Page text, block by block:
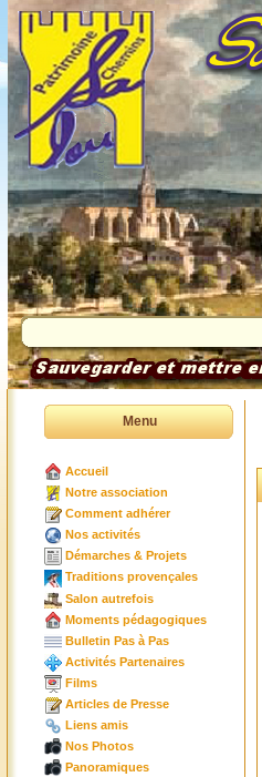
Menu
Accueil
Notre association
Comment adhérer
Nos activités
Démarches & Projets
Traditions provençales
Salon autrefois
Moments pédagogiques
Bulletin Pas à Pas
Activités Partenaires
Films
Articles de Presse
Liens amis
Nos Photos
Panoramiques